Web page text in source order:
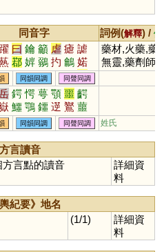
同音字 詞例(解釋) /
躍 曰 鑰 籲 虐 瘧 謔
鄀 婩 鶸 扚 鸙 婼
瀹 蒻 楉 鈅 渃 礿
籥
藥材,火藥,藥
無靈,藥劑師,
房,藥物,藥劑,
藥商,藥師,藥
藥效,藥包,藥
方,藥局,藥用,
藥酒,藥性,藥
藥瓶,藥行,藥
量,藥丸,藥學,
藥片,藥王,藥
液,藥引,藥石,
同韻同調 同聲同調
鍔 愕 萼 顎 噩 齶
鱷 鶚 鑩 遻 鸑 蘁
堮同韻同調 同聲同調 姓氏
言讀音
方言點的讀音
詳細資
料
紀要》地名
(1/1)
詳細資
料